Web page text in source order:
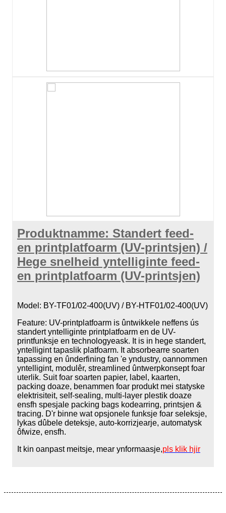
Produktnamme: Standert feed-
en printplatfoarm (UV-printsjen) /
Hege snelheid yntelliginte feed-
en printplatfoarm (UV-printsjen)
Model: BY-TF01/02-400(UV) / BY-HTF01/02-400(UV)
Feature: UV-printplatfoarm is ûntwikkele neffens ús
standert yntelliginte printplatfoarm en de UV-
printfunksje en technologyeask. It is in hege standert,
yntelligint tapaslik platfoarm. It absorbearre soarten
tapassing en ûnderfining fan 'e yndustry, oannommen
yntelligint, modulêr, streamlined ûntwerpkonsept foar
uterlik. Suit foar soarten papier, label, kaarten,
packing doaze, benammen foar produkt mei statyske
elektrisiteit, self-sealing, multi-layer plestik doaze
ensfh spesjale packing bags kodearring, printsjen &
tracing. D'r binne wat opsjonele funksje foar seleksje,
lykas dûbele deteksje, auto-korrizjearje, automatysk
ôfwize, ensfh.
It kin oanpast meitsje, mear ynformaasje,pls klik hjir